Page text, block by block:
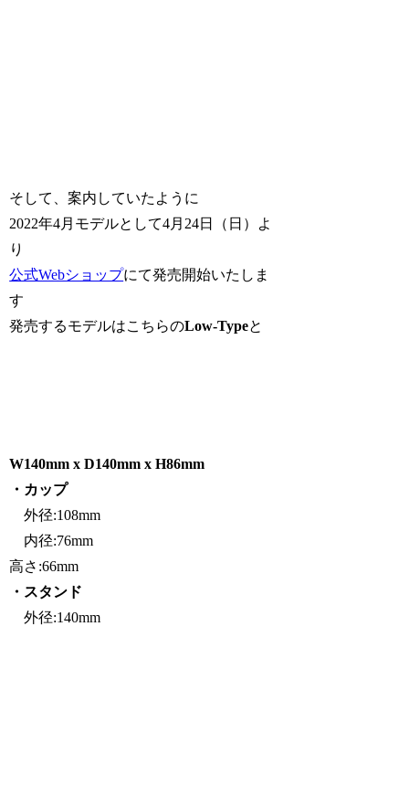
そして、案内していたように
2022年4月モデルとして4月24日（日）よ
り
公式Webショップにて発売開始いたしま
す
発売するモデルはこちらのLow-Typeと
W140mm x D140mm x H86mm
・カップ
外径:108mm
内径:76mm
高さ:66mm
・スタンド
外径:140mm